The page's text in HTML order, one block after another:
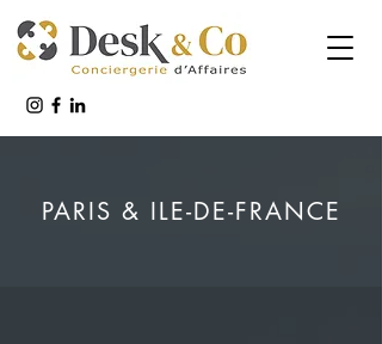
PARIS & ILE-DE-FRANCE